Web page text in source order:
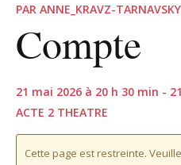
PAR ANNE_KRAVZ-
Compte
21 mai 2026 à 20 h 30 min -
ACTE 2 THEATRE
Cette page est restreinte.